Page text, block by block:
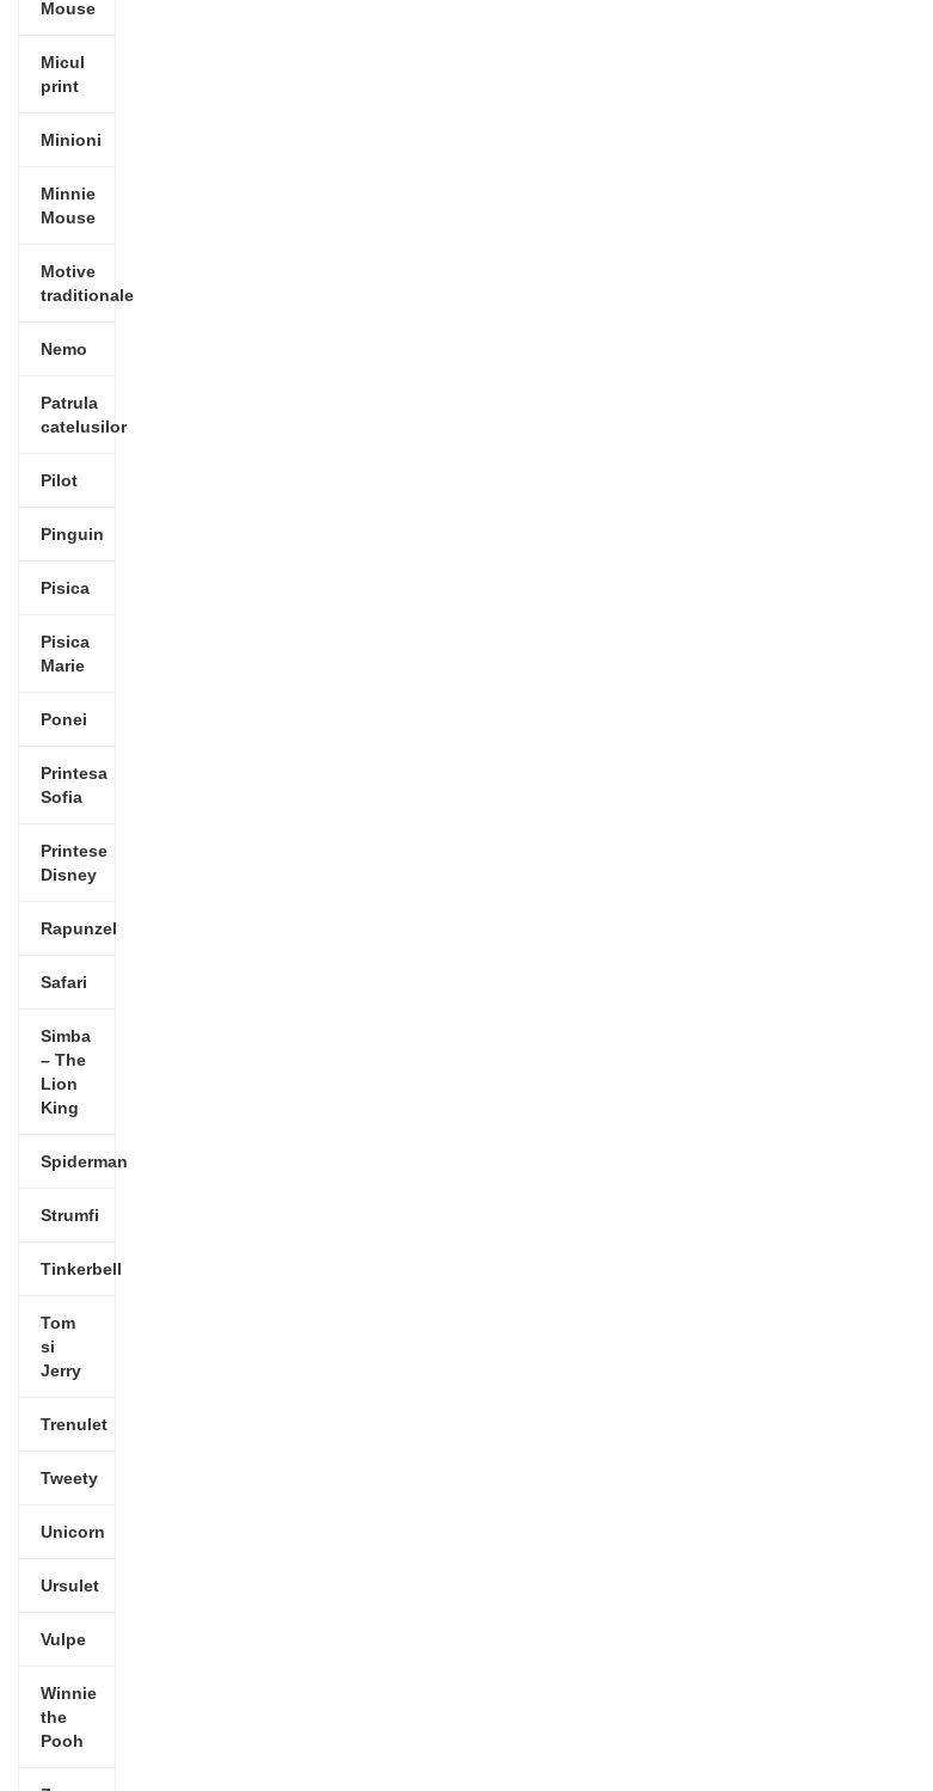
Mouse
Micul
print
Minioni
Minnie
Mouse
Motive
traditionale
Nemo
Patrula
catelusilor
Pilot
Pinguin
Pisica
Pisica
Marie
Ponei
Printesa
Sofia
Printese
Disney
Rapunzel
Safari
Simba
– The
Lion
King
Spiderman
Strumfi
Tinkerbell
Tom
si
Jerry
Trenulet
Tweety
Unicorn
Ursulet
Vulpe
Winnie
the
Pooh